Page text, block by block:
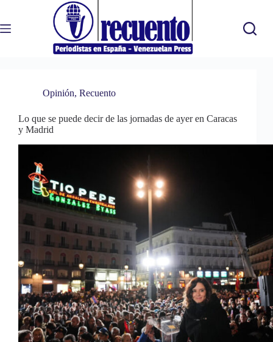
contenido
Opinión, Recuento
Lo que se puede decir de las jornadas de ayer en Caracas
y Madrid